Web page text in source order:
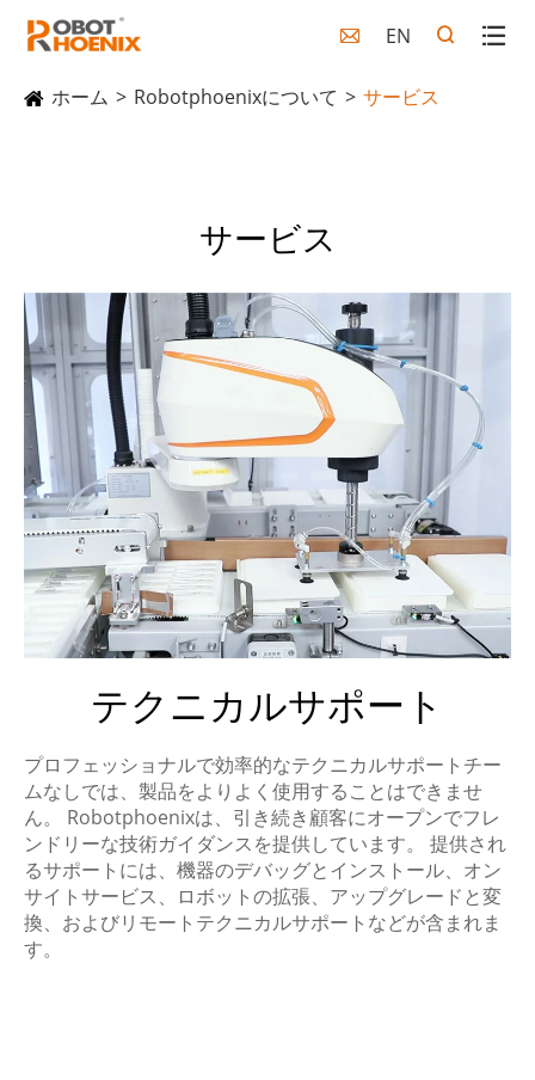
 EN
ホーム Robotphoenixについて サービス
サービス
テクニカルサポート
プロフェッショナルで効率的なテクニカルサポートチー
ムなしでは、製品をよりよく使用することはできませ
ん。 Robotphoenixは、引き続き顧客にオープンでフレ
ンドリーな技術ガイダンスを提供しています。 提供され
るサポートには、機器のデバッグとインストール、オン
サイトサービス、ロボットの拡張、アップグレードと変
換、およびリモートテクニカルサポートなどが含まれま
す。